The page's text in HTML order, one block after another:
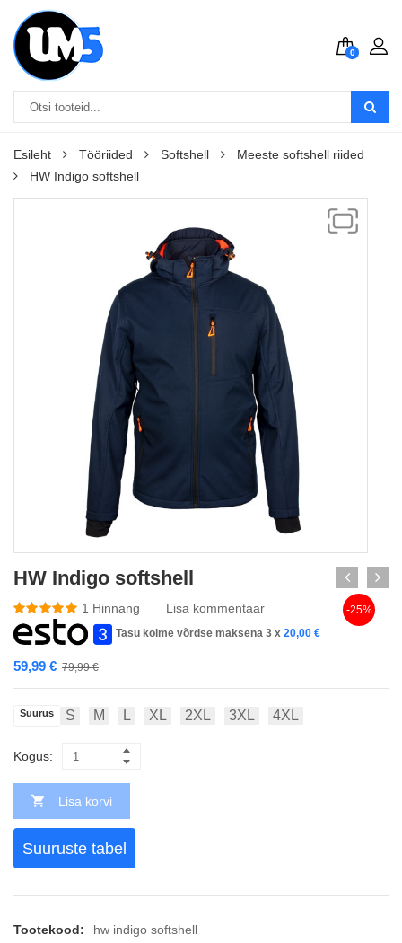
0
Esileht Tööriided Softshell
Meeste softshell riided
HW Indigo softshell
HW Indigo softshell
1 Hinnang Lisa kommentaar
Tasu kolme võrdse maksena 3 x 20,00 €
79,99€
59,99 €
-25%
Suurus S M L XL 2XL 3XL 4XL
Kogus:
Lisa korvi
Suuruste tabel
Tootekood:
hw indigo softshell